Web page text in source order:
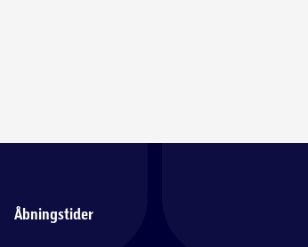
Åbningstider